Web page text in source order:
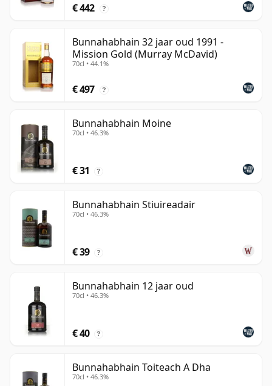
€ 442 ?
Bunnahabhain 32 jaar oud 1991 -
Mission Gold (Murray McDavid)
70cl • 44.1%
€ 497 ?
Bunnahabhain Moine
70cl • 46.3%
€ 31 ?
Bunnahabhain Stiuireadair
70cl • 46.3%
€ 39 ?
Bunnahabhain 12 jaar oud
70cl • 46.3%
€ 40 ?
Bunnahabhain Toiteach A Dha
70cl • 46.3%